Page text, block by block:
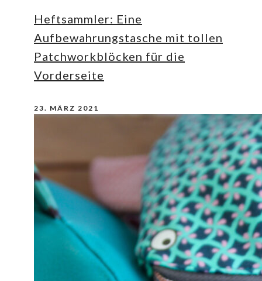
Heftsammler: Eine
Aufbewahrungstasche mit tollen
Patchworkblöcken für die
Vorderseite
23. MÄRZ 2021